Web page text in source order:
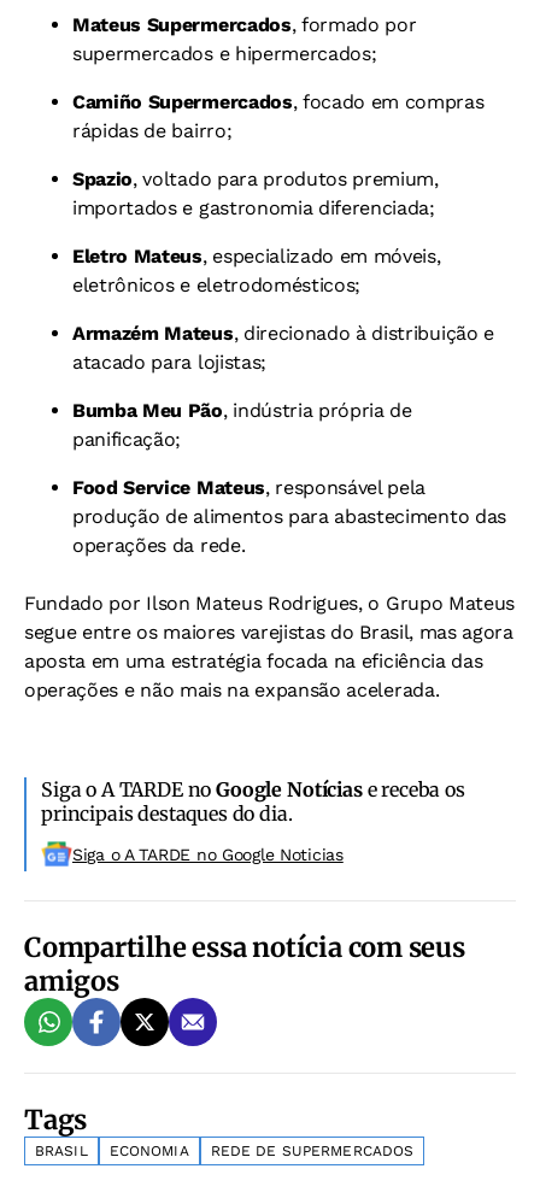
Mateus Supermercados, formado por
supermercados e hipermercados;
Camiño Supermercados, focado em compras
rápidas de bairro;
Spazio, voltado para produtos premium,
importados e gastronomia diferenciada;
Eletro Mateus, especializado em móveis,
eletrônicos e eletrodomésticos;
Armazém Mateus, direcionado à distribuição e
atacado para lojistas;
Bumba Meu Pão, indústria própria de
panificação;
Food Service Mateus, responsável pela
produção de alimentos para abastecimento das
operações da rede.
Fundado por Ilson Mateus Rodrigues, o Grupo Mateus
segue entre os maiores varejistas do Brasil, mas agora
aposta em uma estratégia focada na eficiência das
operações e não mais na expansão acelerada.
Siga o A TARDE noGoogle Notíciase receba os
principais destaques do dia.
Siga o A TARDE no Google Noticias
Compartilhe essa notícia com seus
amigos
Tags
BRASIL ECONOMIA REDE DE SUPERMERCADOS